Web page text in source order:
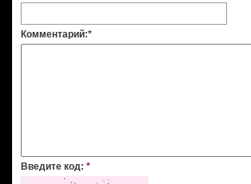
Комментарий:*
Введите код: *